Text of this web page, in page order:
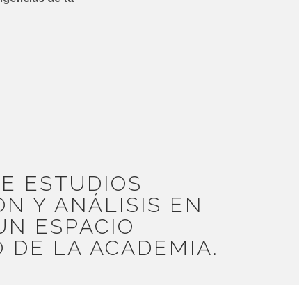
ESTUDIOS
Y ANÁLISIS EN
ESPACIO
DE LA ACADEMIA.